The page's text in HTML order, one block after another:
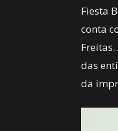
Fiesta
conta
das
da